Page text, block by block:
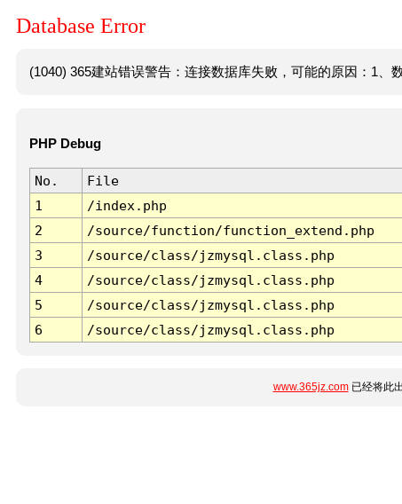
Database Error
(1040) 365建站错误警告：连接数据库失败，可能的原因：1、
PHP Debug
No. File
1
/index.php
2
/source/function/function_extend.php
3
/source/class/jzmysql.class.php
4
/source/class/jzmysql.class.php
5
/source/class/jzmysql.class.php
6
/source/class/jzmysql.class.php
www.365jz.com已经将此